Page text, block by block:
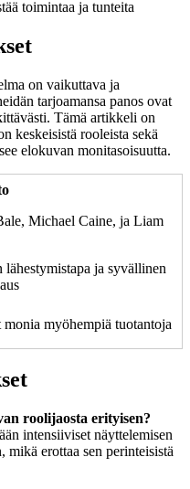
toimintaa ja tunteita
on vaikuttava ja
tarjoamansa panos ovat
Tämä artikkeli on
keskeisistä rooleista sekä
elokuvan monitasoisuutta.
Michael Caine, ja Liam
lähestymistapa ja syvällinen
myöhempiä tuotantoja
roolijaosta erityisen?
intensiiviset näyttelemisen
erottaa sen perinteisistä